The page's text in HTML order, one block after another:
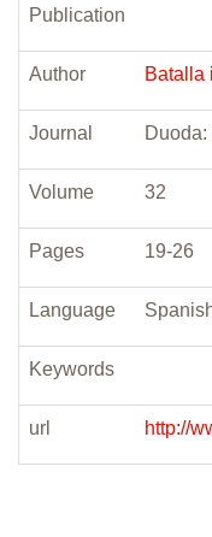
Publication
Author Batalla
Journal
Volume 32
Pages 19-26
Language
Keywords
url http://